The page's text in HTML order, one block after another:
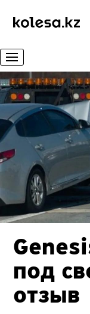
под
отзыв